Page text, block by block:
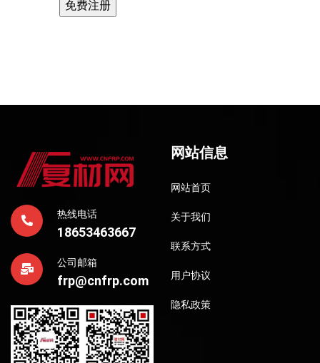
热线电话
18653463667
公司邮箱
frp@cnfrp.com
网站信息
网站首页
关于我们
联系方式
用户协议
隐私政策